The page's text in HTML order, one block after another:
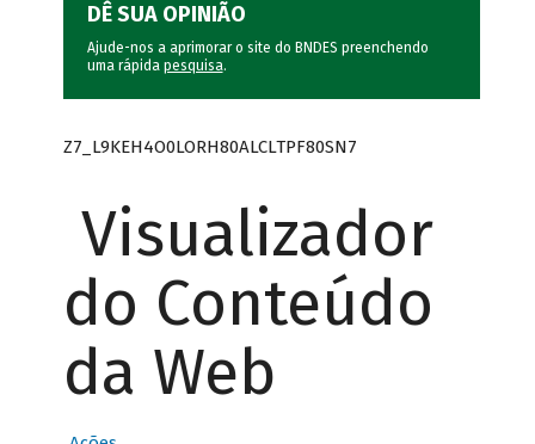
DÊ SUA OPINIÃO
Ajude-nos a aprimorar o site do BNDES preenchendo
uma rápida pesquisa.
Z7_L9KEH4O0LORH80ALCLTPF80SN7
Visualizador
do Conteúdo
da Web